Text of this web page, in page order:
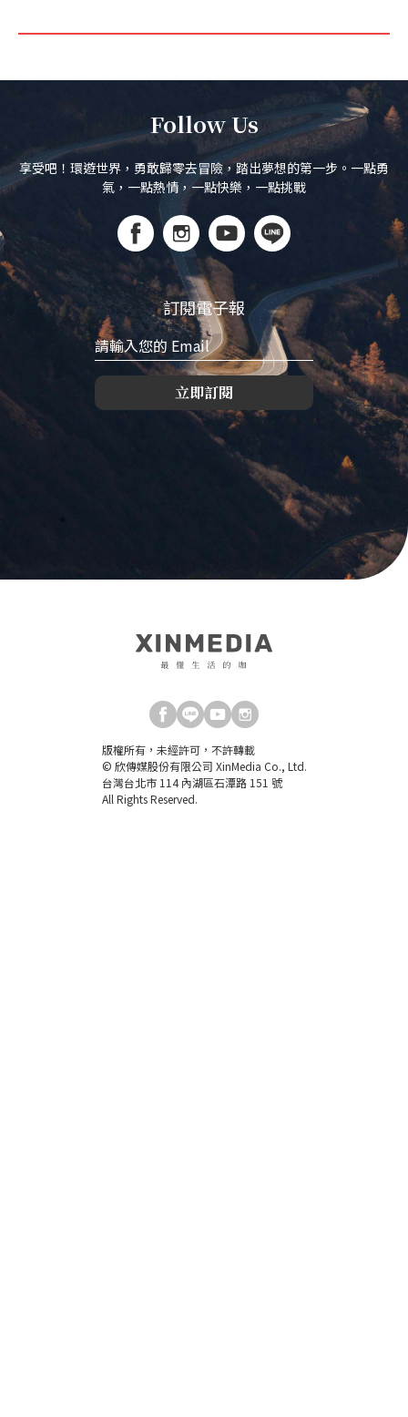
Follow Us
享受吧！環遊世界，勇敢歸零去冒險，踏出夢想的第一步。一點勇
氣，一點熱情，一點快樂，一點挑戰
訂閱電子報
立即訂閱
版權所有，未經許可，不許轉載
© 欣傳媒股份有限公司 XinMedia Co., Ltd.
台灣台北市 114 內湖區石潭路 151 號
All Rights Reserved.